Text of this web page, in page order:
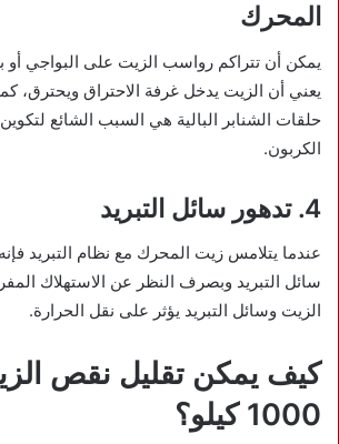
المحرك
يمكن أن تتراكم رواسب الزيت على البواجي أو
يعني أن الزيت يدخل غرفة الاحتراق ويحترق،
حلقات الشنابر البالية هي السبب الشائع
الكربون.
4. تدهور سائل التبريد
عندما يتلامس زيت المحرك مع نظام التبريد
سائل التبريد وبصرف النظر عن الاستهلاك
الزيت وسائل التبريد يؤثر على نقل الحرارة.
كيف يمكن تقليل نقص
1000 كيلو؟